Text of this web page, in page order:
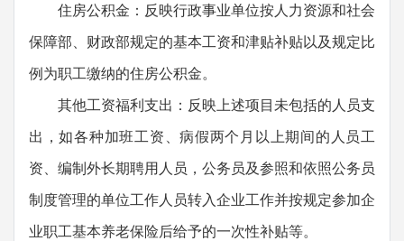
住房公积金：反映行政事业单位按人力资源和社会
保障部、财政部规定的基本工资和津贴补贴以及规定比
例为职工缴纳的住房公积金。
其他工资福利支出：反映上述项目未包括的人员支
出，如各种加班工资、病假两个月以上期间的人员工
资、编制外长期聘用人员，公务员及参照和依照公务员
制度管理的单位工作人员转入企业工作并按规定参加企
业职工基本养老保险后给予的一次性补贴等。